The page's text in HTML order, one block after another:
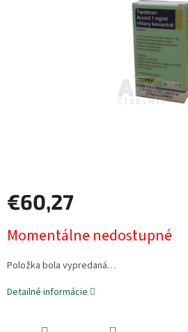
€60,27
cena:
Momentálne nedostupné
Položka bola vypredaná…
Detailné informácie